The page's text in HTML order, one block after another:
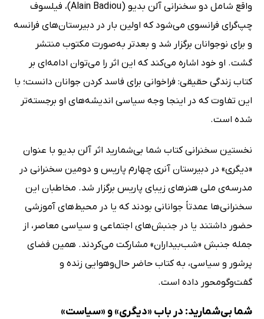
واقع شامل دو سخنرانی آلن بدیو (Alain Badiou)، فیلسوف
چپ‌گرای فرانسوی می‌شود که اولین بار در دبیرستان‌های فرانسه
و برای نوجوانان برگزار شد و بعدتر به‌صورت مکتوب منتشر
گشت. او خود اشاره می‌کند که این اثر را می‌توان ادامه‌ای بر
کتاب زندگی حقیقی: فراخوانی برای فاسد کردن جوانان دانست؛ با
این تفاوت که در اینجا وجه سیاسی اندیشه‌های او برجسته‌تر
شده است.
نخستین سخنرانی کتاب شما بی‌شمارید اثر آلن بدیو با عنوان
«دیگری» در دبیرستان آنری چهارم پاریس و دومین سخنرانی در
مدرسه‌ی ملی هنرهای زیبای پاریس برگزار شد. مخاطبان این
سخنرانی‌ها عمدتاً جوانانی بودند که یا در محیط‌های آموزشی
حضور داشتند یا در جنبش‌های اجتماعی و سیاسی معاصر، از
جمله جنبش «شب‌بیداران» مشارکت می‌کردند. همین فضای
پرشور و سیاسی، به کتاب حاضر حال‌وهوایی زنده و
گفت‌وگومحور داده است.
شما بی‌شمارید: در باب «دیگری» و «سیاست»